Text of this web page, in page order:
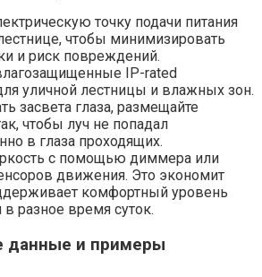
точку подачи питания
чтобы минимизировать
и риск повреждений.
IP-rated
уличной лестницы и влажных зон.
засвета глаза, размещайте
чтобы луч не попадал
в глаза проходящих.
с помощью диммера или
движения. Это экономит
комфортный уровень
разное время суток.
данные и примеры